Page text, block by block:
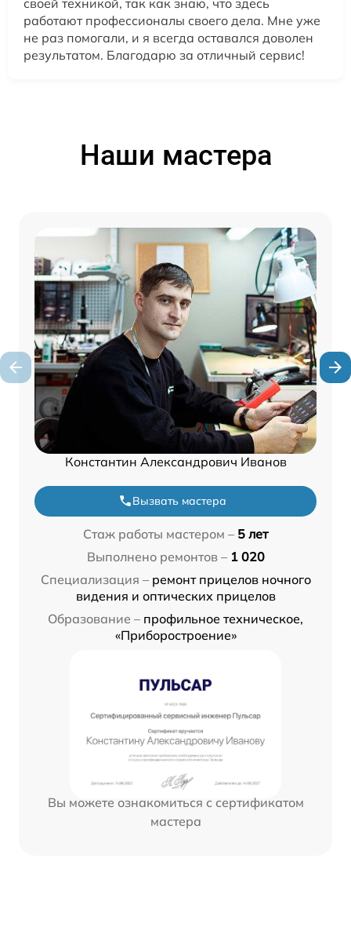
работают профессионалы своего дела. Мне уже
не раз помогали, и я всегда оставался доволен
результатом. Благодарю за отличный сервис!
Наши мастера
Константин Александрович Иванов
Вызвать мастера
Стаж работы мастером – 5 лет
Выполнено ремонтов – 1 020
Специализация – ремонт прицелов ночного
видения и оптических прицелов
Образование – профильное техническое,
«Приборостроение»
Вы можете ознакомиться с сертификатом
мастера